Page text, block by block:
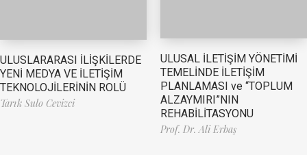
ULUSLARARASI İLİŞKİLERDE
YENİ MEDYA VE İLETİŞİM
TEKNOLOJİLERİNİN ROLÜ
Tarık Sulo Cevizci
ULUSAL İLETİŞİM YÖNETİMİ
TEMELİNDE İLETİŞİM
PLANLAMASI ve “TOPLUM
ALZAYMIRI”NIN
REHABİLİTASYONU
Prof. Dr. Ali Erbaş